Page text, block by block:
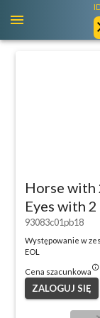
Horse with
Eyes with
93083c01pb18
Występowanie w
EOL
Cena szacunkowa
ZALOGUJ SIĘ